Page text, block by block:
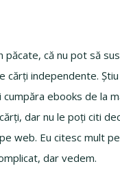
păcate, că nu pot să
cărți independente.
ebooks de la
dar nu le poți citi
web. Eu citesc mult
dar vedem.